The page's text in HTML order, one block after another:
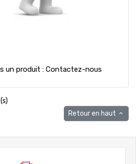
un produit : Contactez-nous
Retour en haut 